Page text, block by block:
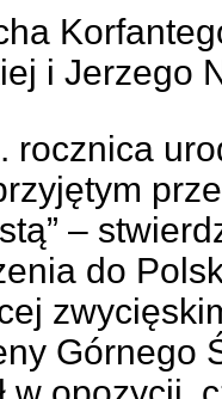
i Jerzego
rocznica
–
do
Górnego